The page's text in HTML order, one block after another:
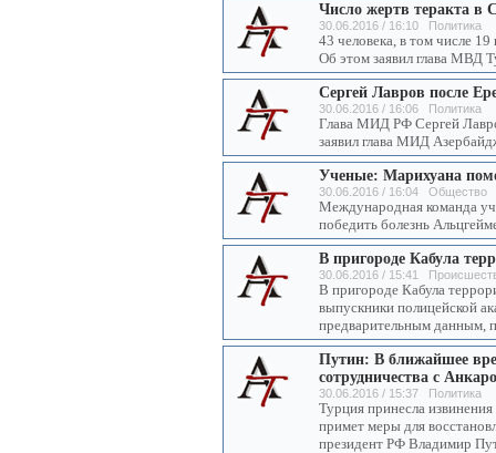
Число жертв теракта в
30.06.2016 / 16:10 Политика
43 человека, в том числе 19
Об этом заявил глава МВД
Сергей Лавров после
30.06.2016 / 16:06 Политика
Глава МИД РФ Сергей
заявил глава МИД
Ученые: Марихуана
30.06.2016 / 16:04 Общество
Международная команда
победить болезнь
В пригороде Кабула
30.06.2016 / 15:41
В пригороде Кабула
выпускники полицейской
предварительным данным,
Путин: В ближайшее
сотрудничества с
30.06.2016 / 15:37 Политика
Турция принесла
примет меры для
президент РФ Владимир